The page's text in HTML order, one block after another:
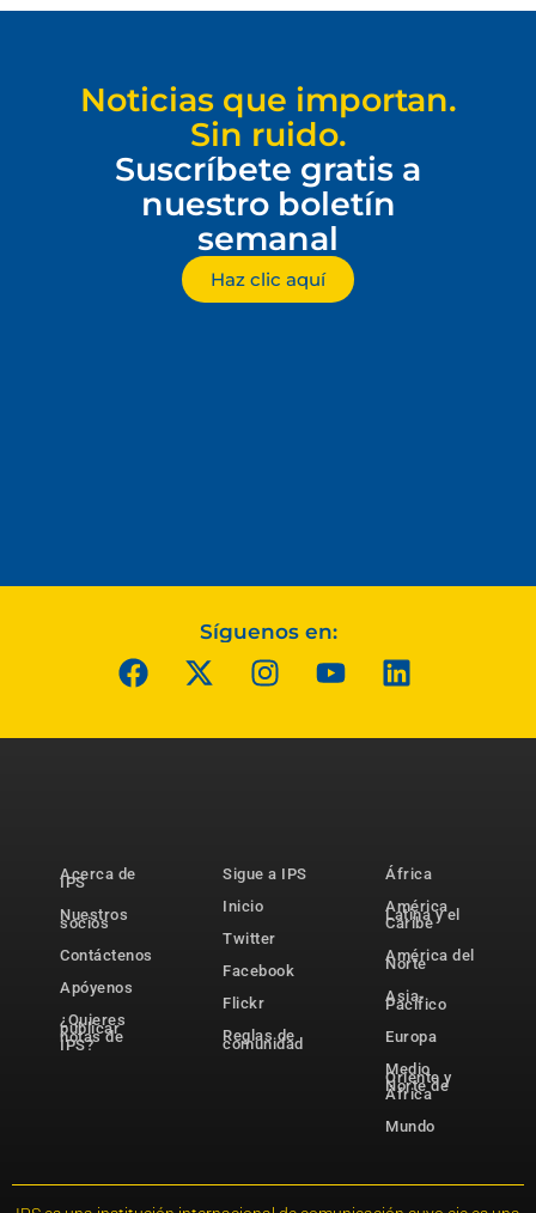
Noticias que importan.
Sin ruido.
Suscríbete gratis a
nuestro boletín
semanal
Haz clic aquí
Síguenos en:
Acerca de
IPS
Nuestros
socios
Contáctenos
Apóyenos
¿Quieres
publicar
notas de
IPS?
Sigue a IPS
Inicio
Twitter
Facebook
Flickr
Reglas de
comunidad
África
América
Latina y el
Caribe
América del
Norte
Asia-
Pacífico
Europa
Medio
Oriente y
Norte de
África
Mundo